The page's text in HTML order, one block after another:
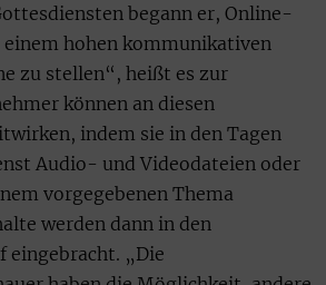
begann er, Online-
hohen kommunikativen
zu stellen“, heißt es zur
können an diesen
indem sie in den Tagen
Audio- und Videodateien oder
vorgegebenen Thema
werden dann in den
eingebracht. „Die